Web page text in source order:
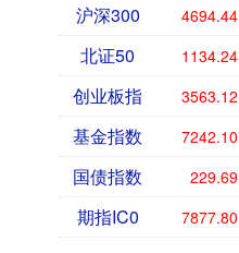
沪深300 4694.44
北证50 1134.24
创业板指 3563.12
基金指数 7242.10
国债指数 229.69
期指IC0 7877.80